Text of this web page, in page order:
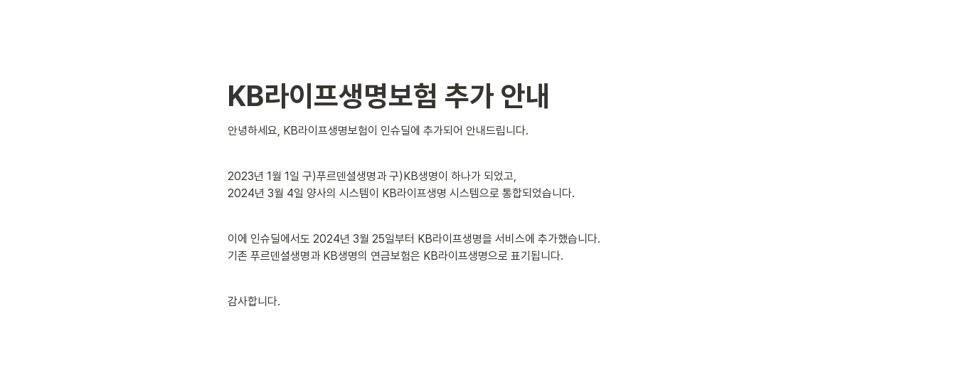
KB라이프생명보험 추가 안내
안녕하세요, KB라이프생명보험이 인슈딜에 추가되어 안내드립니다.
2023년 1월 1일 구)푸르덴셜생명과 구)KB생명이 하나가 되었고,
2024년 3월 4일 양사의 시스템이 KB라이프생명 시스템으로 통합되었습니다.
이에 인슈딜에서도 2024년 3월 25일부터 KB라이프생명을 서비스에 추가했습니다.
기존 푸르덴셜생명과 KB생명의 연금보험은 KB라이프생명으로 표기됩니다.
감사합니다.